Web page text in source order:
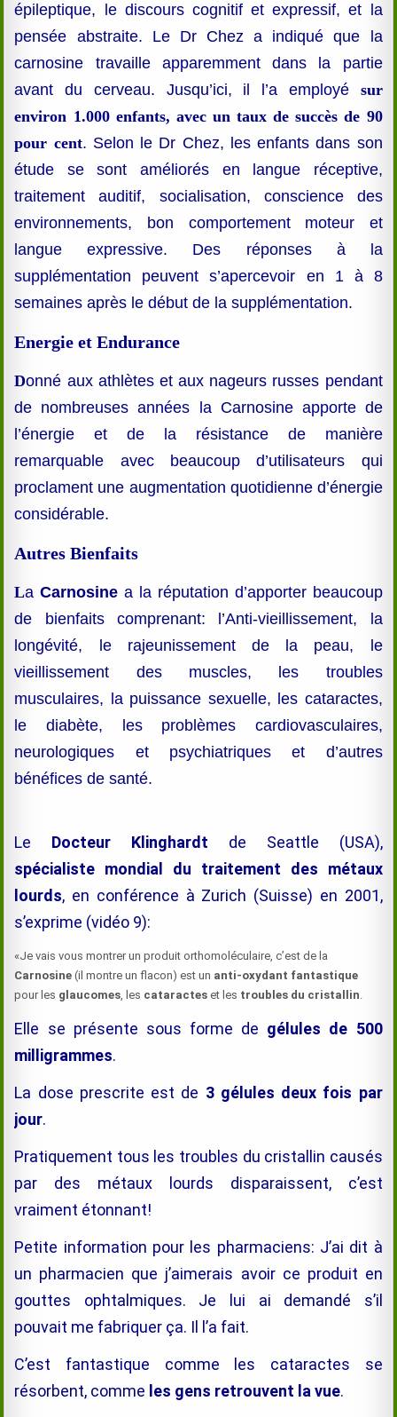
épileptique, le discours cognitif et expressif, et la
pensée abstraite. Le Dr Chez a indiqué que la
carnosine travaille apparemment dans la partie
avant du cerveau. Jusqu’ici, il l’a employé sur
environ 1.000 enfants, avec un taux de succès de 90
pour cent. Selon le Dr Chez, les enfants dans son
étude se sont améliorés en langue réceptive,
traitement auditif, socialisation, conscience des
environnements, bon comportement moteur et
langue expressive. Des réponses à la
supplémentation peuvent s’apercevoir en 1 à 8
semaines après le début de la supplémentation.
Energie et Endurance
Donné aux athlètes et aux nageurs russes pendant
de nombreuses années la Carnosine apporte de
l’énergie et de la résistance de manière
remarquable avec beaucoup d’utilisateurs qui
proclament une augmentation quotidienne d’énergie
considérable.
Autres Bienfaits
LaCarnosine a la réputation d’apporter beaucoup
de bienfaits comprenant: l’Anti-vieillissement, la
longévité, le rajeunissement de la peau, le
vieillissement des muscles, les troubles
musculaires, la puissance sexuelle, les cataractes,
le diabète, les problèmes cardiovasculaires,
neurologiques et psychiatriques et d’autres
bénéfices de santé.
Le Docteur Klinghardt de Seattle (USA),
spécialiste mondial du traitement des métaux
lourds, en conférence à Zurich (Suisse) en 2001,
s’exprime (vidéo 9):
«Je vais vous montrer un produit orthomoléculaire, c’est de la
Carnosine(il montre un flacon) est un anti-oxydant fantastique
pour les glaucomes , les cataracteset les troubles du cristallin
Elle se présente sous forme de gélules de 500
milligrammes.
La dose prescrite est de 3 gélules deux fois par
jour.
Pratiquement tous les troubles du cristallin causés
par des métaux lourds disparaissent, c’est
vraiment étonnant!
Petite information pour les pharmaciens: J’ai dit à
un pharmacien que j’aimerais avoir ce produit en
gouttes ophtalmiques. Je lui ai demandé s’il
pouvait me fabriquer ça. Il l’a fait.
C’est fantastique comme les cataractes se
résorbent, comme les gens retrouvent la vue.